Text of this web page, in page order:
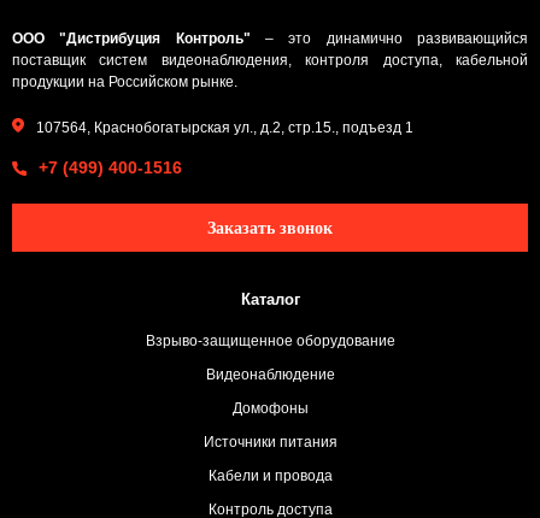
ООО "Дистрибуция Контроль" – это динамично развивающийся
поставщик систем видеонаблюдения, контроля доступа, кабельной
продукции на Российском рынке.
107564, Краснобогатырская ул., д.2, стр.15., подъезд 1
+7 (499) 400-1516
Заказать звонок
Каталог
Взрыво-защищенное оборудование
Видеонаблюдение
Домофоны
Источники питания
Кабели и провода
Контроль доступа